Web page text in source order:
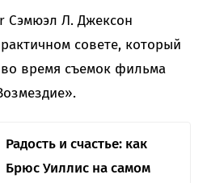
Сэмюэл Л. Джексон
совете, который
время съемок фильма
Радость и счастье: как
Брюс Уиллис на самом